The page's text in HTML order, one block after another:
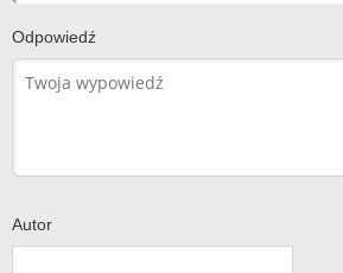
Odpowiedź
Autor